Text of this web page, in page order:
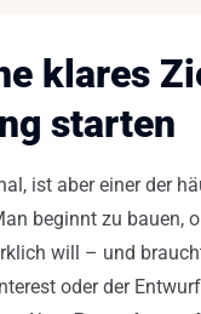
klares
starten
ist aber einer der
beginnt zu bauen,
will – und
oder der